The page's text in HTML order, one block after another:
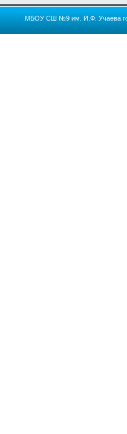
МБОУ СШ №9 им. И.Ф. Учаева